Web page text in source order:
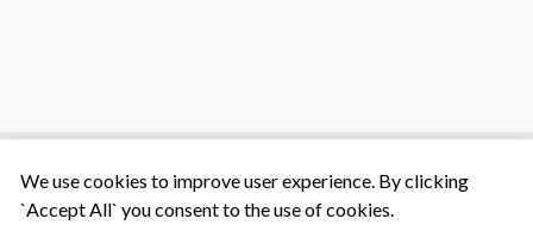
We use cookies to improve user experience. By clicking
`Accept All` you consent to the use of cookies.